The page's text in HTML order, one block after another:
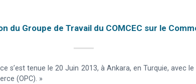
du Groupe de Travail du COMCEC sur le
s’est tenue le 20 Juin 2013, à Ankara, en Turquie, avec
(OPC). »